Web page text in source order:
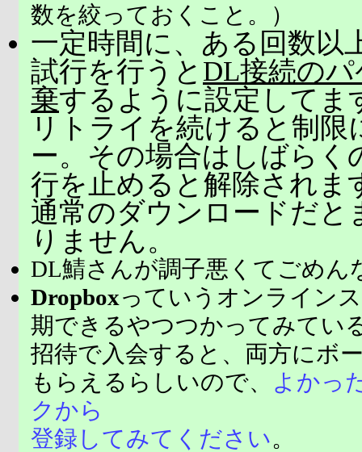
数を絞っておくこと。）
一定時間に、ある回数以
試行を行うと DL接続の
棄するように設定してま
リトライを続けると制限
ー。その場合はしばらく
行を止めると解除されま
通常のダウンロードだと
りません。
DL鯖さんが調子悪くてごめん
Dropboxっていうオンライン
期できるやつつかってみてい
招待で入会すると、両方にボ
もらえるらしいので、
よかっ
クから
登録してみてください。